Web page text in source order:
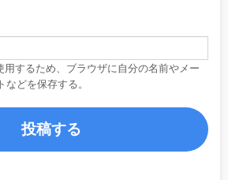
用するため、ブラウザに自分の名前やメー
などを保存する。